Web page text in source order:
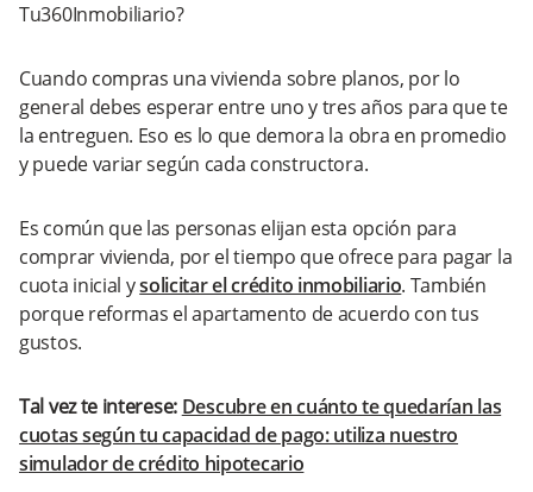
Tu360Inmobiliario?
Cuando compras una vivienda sobre planos, por lo
general debes esperar entre uno y tres años para que te
la entreguen. Eso es lo que demora la obra en promedio
y puede variar según cada constructora.
Es común que las personas elijan esta opción para
comprar vivienda, por el tiempo que ofrece para pagar la
cuota inicial ysolicitar el crédito inmobiliario. También
porque reformas el apartamento de acuerdo con tus
gustos.
Tal vez te interese: Descubre en cuánto te quedarían las
cuotas según tu capacidad de pago: utiliza nuestro
simulador de crédito hipotecario